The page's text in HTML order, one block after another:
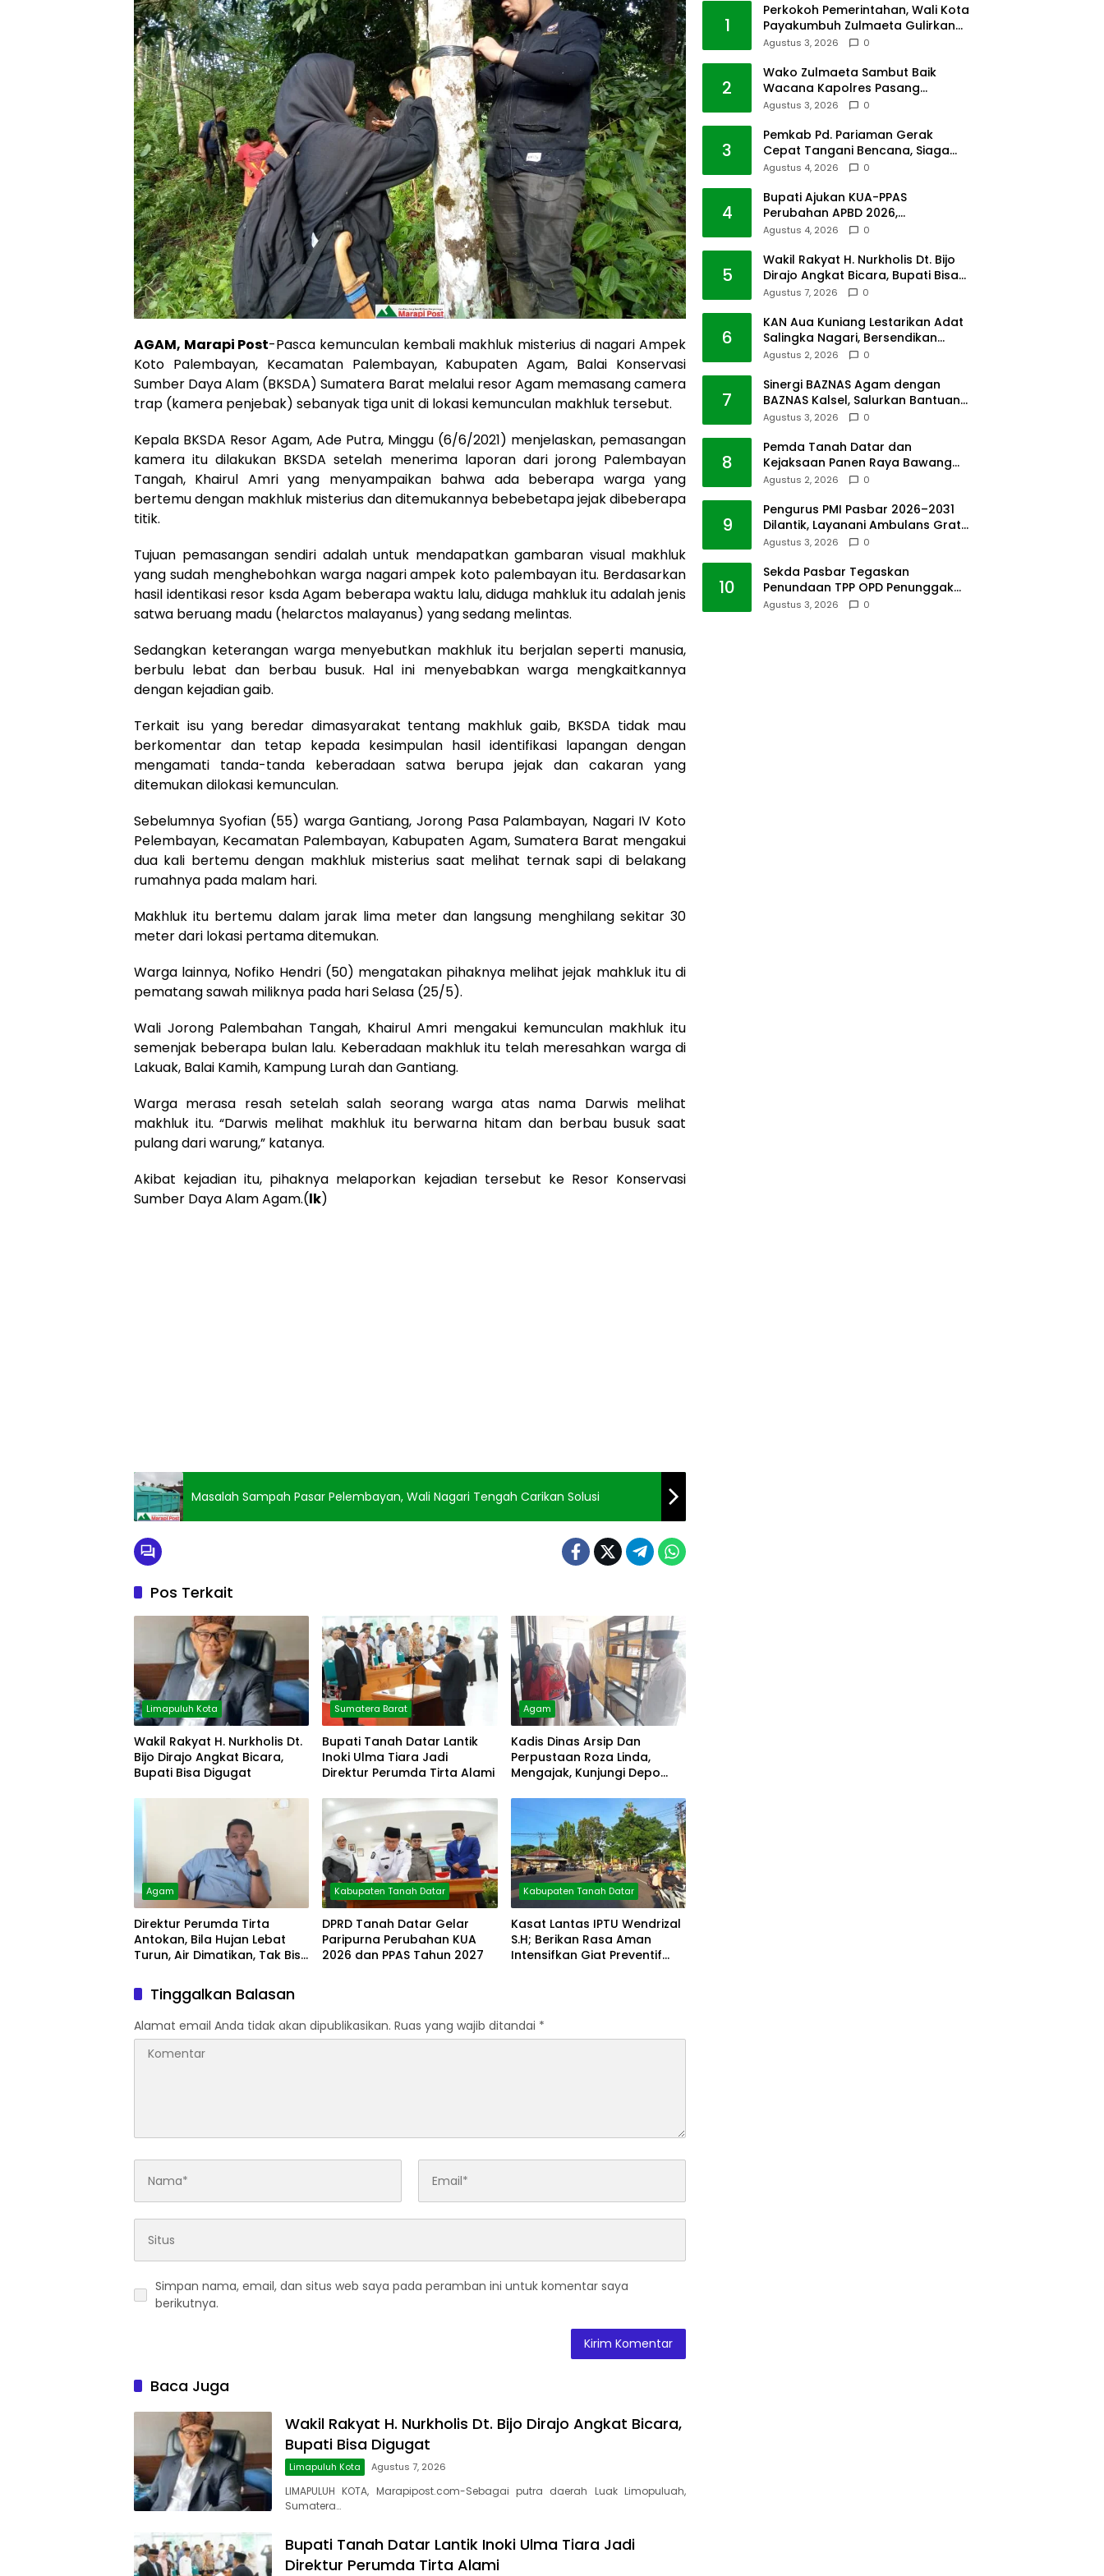
AGAM, Marapi Post-Pasca kemunculan kembali makhluk misterius di nagari Ampek
Koto Palembayan, Kecamatan Palembayan, Kabupaten Agam, Balai Konservasi
Sumber Daya Alam (BKSDA) Sumatera Barat melalui resor Agam memasang camera
trap (kamera penjebak) sebanyak tiga unit di lokasi kemunculan makhluk tersebut.
Kepala BKSDA Resor Agam, Ade Putra, Minggu (6/6/2021) menjelaskan, pemasangan
kamera itu dilakukan BKSDA setelah menerima laporan dari jorong Palembayan
Tangah, Khairul Amri yang menyampaikan bahwa ada beberapa warga yang
bertemu dengan makhluk misterius dan ditemukannya bebebetapa jejak dibeberapa
titik.
Tujuan pemasangan sendiri adalah untuk mendapatkan gambaran visual makhluk
yang sudah menghebohkan warga nagari ampek koto palembayan itu. Berdasarkan
hasil identikasi resor ksda Agam beberapa waktu lalu, diduga mahkluk itu adalah jenis
satwa beruang madu (helarctos malayanus) yang sedang melintas.
Sedangkan keterangan warga menyebutkan makhluk itu berjalan seperti manusia,
berbulu lebat dan berbau busuk. Hal ini menyebabkan warga mengkaitkannya
dengan kejadian gaib.
Terkait isu yang beredar dimasyarakat tentang makhluk gaib, BKSDA tidak mau
berkomentar dan tetap kepada kesimpulan hasil identifikasi lapangan dengan
mengamati tanda-tanda keberadaan satwa berupa jejak dan cakaran yang
ditemukan dilokasi kemunculan.
Sebelumnya Syofian (55) warga Gantiang, Jorong Pasa Palambayan, Nagari IV Koto
Pelembayan, Kecamatan Palembayan, Kabupaten Agam, Sumatera Barat mengakui
dua kali bertemu dengan makhluk misterius saat melihat ternak sapi di belakang
rumahnya pada malam hari.
Makhluk itu bertemu dalam jarak lima meter dan langsung menghilang sekitar 30
meter dari lokasi pertama ditemukan.
Warga lainnya, Nofiko Hendri (50) mengatakan pihaknya melihat jejak mahkluk itu di
pematang sawah miliknya pada hari Selasa (25/5).
Wali Jorong Palembahan Tangah, Khairul Amri mengakui kemunculan makhluk itu
semenjak beberapa bulan lalu. Keberadaan makhluk itu telah meresahkan warga di
Lakuak, Balai Kamih, Kampung Lurah dan Gantiang.
Warga merasa resah setelah salah seorang warga atas nama Darwis melihat
makhluk itu. “Darwis melihat makhluk itu berwarna hitam dan berbau busuk saat
pulang dari warung,” katanya.
Akibat kejadian itu, pihaknya melaporkan kejadian tersebut ke Resor Konservasi
Sumber Daya Alam Agam.(lk)
Masalah Sampah Pasar Pelembayan, Wali Nagari Tengah Carikan Solusi
Pos Terkait
Limapuluh Kota
Wakil Rakyat H. Nurkholis Dt.
Bijo Dirajo Angkat Bicara,
Bupati Bisa Digugat
Sumatera Barat
Bupati Tanah Datar Lantik
Inoki Ulma Tiara Jadi
Direktur Perumda Tirta Alami
Agam
Kadis Dinas Arsip Dan
Perpustaan Roza Linda,
Mengajak, Kunjungi Depo
Agam
Direktur Perumda Tirta
Antokan, Bila Hujan Lebat
Turun, Air Dimatikan, Tak Bisa
Kabupaten Tanah Datar
DPRD Tanah Datar Gelar
Paripurna Perubahan KUA
2026 dan PPAS Tahun 2027
Kabupaten Tanah Datar
Kasat Lantas IPTU Wendrizal
S.H; Berikan Rasa Aman
Intensifkan Giat Preventif
Tinggalkan Balasan
Alamat email Anda tidak akan dipublikasikan. Ruas yang wajib ditandai *
Simpan nama, email, dan situs web saya pada peramban ini untuk komentar saya
berikutnya.
Baca Juga
Wakil Rakyat H. Nurkholis Dt. Bijo Dirajo Angkat Bicara,
Bupati Bisa Digugat
Limapuluh Kota Agustus 7, 2026
LIMAPULUH KOTA, Marapipost.com-Sebagai putra daerah Luak Limopuluah,
Sumatera…
Bupati Tanah Datar Lantik Inoki Ulma Tiara Jadi
Direktur Perumda Tirta Alami
1
Perkokoh Pemerintahan, Wali Kota
Payakumbuh Zulmaeta Gulirkan
Jabatan
Agustus 3, 2026 0
2
Wako Zulmaeta Sambut Baik
Wacana Kapolres Pasang
Kamera Pantau Lalin
Agustus 3, 2026 0
3
Pemkab Pd. Pariaman Gerak
Cepat Tangani Bencana, Siaga
Cuaca Ekstrem
Agustus 4, 2026 0
4
Bupati Ajukan KUA-PPAS
Perubahan APBD 2026,
Pendapatan Pasbar Naik 15
Agustus 4, 2026 0
5
Wakil Rakyat H. Nurkholis Dt. Bijo
Dirajo Angkat Bicara, Bupati Bisa
Digugat
Agustus 7, 2026 0
6
KAN Aua Kuniang Lestarikan Adat
Salingka Nagari, Bersendikan
Kitabullah
Agustus 2, 2026 0
7
Sinergi BAZNAS Agam dengan
BAZNAS Kalsel, Salurkan Bantuan
Bencana Alam
Agustus 3, 2026 0
8
Pemda Tanah Datar dan
Kejaksaan Panen Raya Bawang
Merah di Sawah Tangah
Agustus 2, 2026 0
9
Pengurus PMI Pasbar 2026–2031
Dilantik, Layanani Ambulans Gratis
ke Padang
Agustus 3, 2026 0
10
Sekda Pasbar Tegaskan
Penundaan TPP OPD Penunggak
Pajak Kendaraan Dinas
Agustus 3, 2026 0